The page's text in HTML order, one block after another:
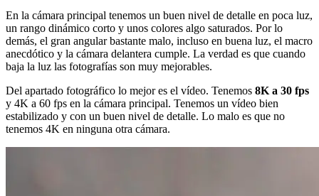
En la cámara principal tenemos un buen nivel de detalle en poca luz,
un rango dinámico corto y unos colores algo saturados. Por lo
demás, el gran angular bastante malo, incluso en buena luz, el macro
anecdótico y la cámara delantera cumple. La verdad es que cuando
baja la luz las fotografías son muy mejorables.
Del apartado fotográfico lo mejor es el vídeo. Tenemos 8K a 30 fps
y 4K a 60 fps en la cámara principal. Tenemos un vídeo bien
estabilizado y con un buen nivel de detalle. Lo malo es que no
tenemos 4K en ninguna otra cámara.